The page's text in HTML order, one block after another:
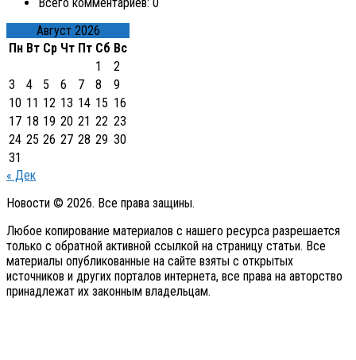
Август 2026
Пн Вт Ср Чт Пт Сб Вс
1
2
3
4 5 6 7 8
9
10 11 12 13 14 15 16
17 18 19 20 21 22 23
24 25 26 27 28 29 30
31
« Дек
Новости © 2026. Все права защины.
Любое копирование материалов с нашего ресурса разрешается
только с обратной активной ссылкой на страницу статьи. Все
материалы опубликованные на сайте взяты с открытых
источников и других порталов интернета, все права на авторство
принадлежат их законным владельцам.